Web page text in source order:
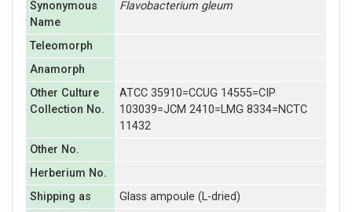
Synonymous
Name
Flavobacterium gleum
Teleomorph
Anamorph
Other Culture
Collection No.
ATCC 35910=CCUG 14555=CIP
103039=JCM 2410=LMG 8334=NCTC
11432
Other No.
Herberium No.
Shipping as
Glass ampoule (L-dried)